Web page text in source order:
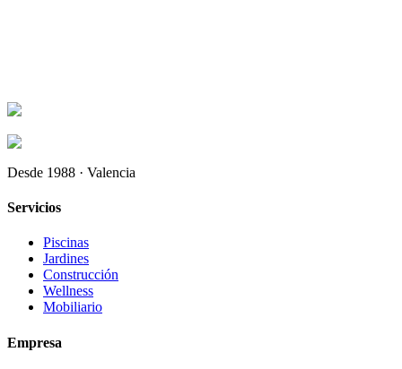
Desde 1988 · Valencia
Servicios
Piscinas
Jardines
Construcción
Wellness
Mobiliario
Empresa